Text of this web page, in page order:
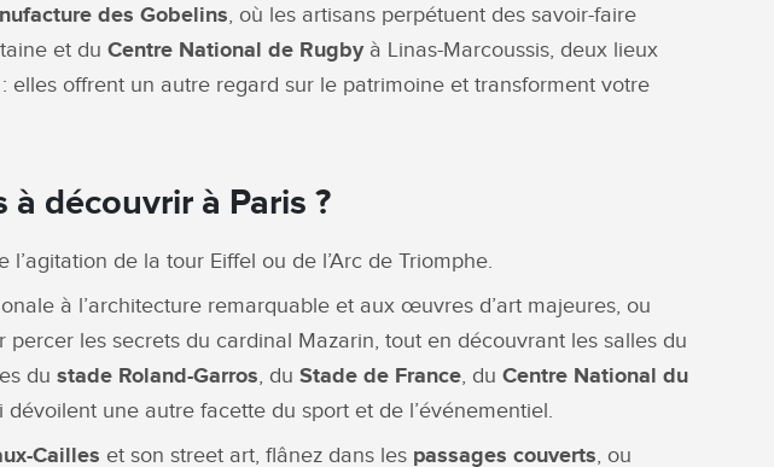
des Gobelins, où les artisans perpétuent des savoir-faire
et du Centre National de Rugbyà Linas-Marcoussis, deux lieux
offrent un autre regard sur le patrimoine et transforment votre
découvrir à Paris ?
de la tour Eiffel ou de l’Arc de Triomphe.
à l’architecture remarquable et aux œuvres d’art majeures, ou
percer les secrets du cardinal Mazarin, tout en découvrant les salles du
du stade Roland-Garros, du Stade de France, du Centre National du
une autre facette du sport et de l’événementiel.
Cailles et son street art, flânez dans les passages couverts, ou